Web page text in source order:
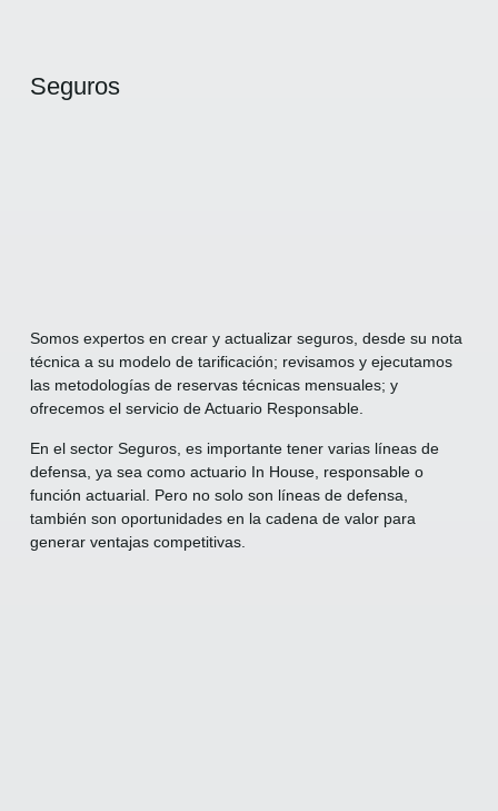
Seguros
Somos expertos en crear y actualizar seguros, desde su nota
técnica a su modelo de tarificación; revisamos y ejecutamos
las metodologías de reservas técnicas mensuales; y
ofrecemos el servicio de Actuario Responsable.
En el sector Seguros, es importante tener varias líneas de
defensa, ya sea como actuario In House, responsable o
función actuarial. Pero no solo son líneas de defensa,
también son oportunidades en la cadena de valor para
generar ventajas competitivas.